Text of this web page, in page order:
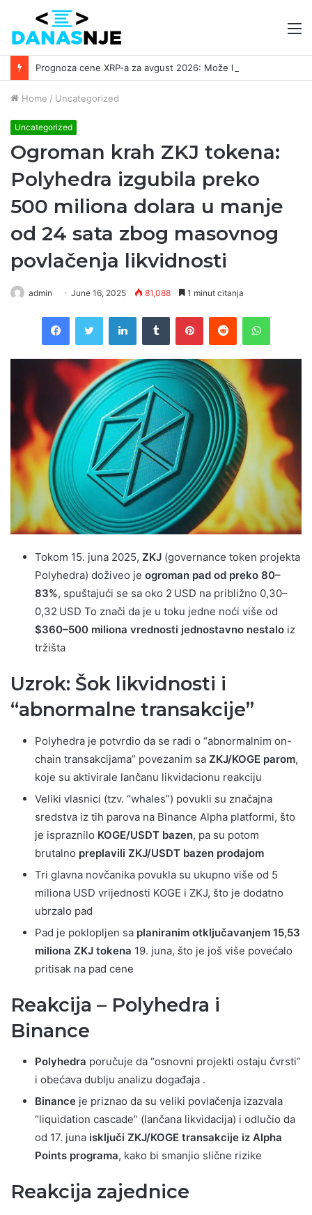
Home / Uncategorized
Uncategorized
Ogroman krah ZKJ tokena:
Polyhedra izgubila preko
500 miliona dolara u manje
od 24 sata zbog masovnog
povlačenja likvidnosti
admin June 16, 2025 81,088 1 minut citanja
FacebookTwitter LinkedInTumblr PinterestReddit
Tokom 15. juna 2025, ZKJ (governance token projekta
Polyhedra) doživeo je ogroman pad od preko 80–
83%, spuštajući se sa oko 2 USD na približno 0,30–
0,32 USD To znači da je u toku jedne noći više od
$360–500 miliona vrednosti jednostavno nestalo iz
tržišta
Uzrok: Šok likvidnosti i
“abnormalne transakcije”
Polyhedra je potvrdio da se radi o “abnormalnim on-
chain transakcijama” povezanim sa ZKJ/KOGE parom,
koje su aktivirale lančanu likvidacionu reakciju
Veliki vlasnici (tzv. “whales”) povukli su značajna
sredstva iz tih parova na Binance Alpha platformi, što
je ispraznilo KOGE/USDT bazen, pa su potom
brutalno preplavili ZKJ/USDT bazen prodajom
Tri glavna novčanika povukla su ukupno više od 5
miliona USD vrijednosti KOGE i ZKJ, što je dodatno
ubrzalo pad
Pad je poklopljen sa planiranim otključavanjem 15,53
miliona ZKJ tokena 19. juna, što je još više povećalo
pritisak na pad cene
Reakcija – Polyhedra i
Binance
Polyhedra poručuje da “osnovni projekti ostaju čvrsti”
i obećava dublju analizu događaja .
Binance je priznao da su veliki povlačenja izazvala
“liquidation cascade” (lančana likvidacija) i odlučio da
od 17. juna isključi ZKJ/KOGE transakcije iz Alpha
Points programa, kako bi smanjio slične rizike
Reakcija zajednice